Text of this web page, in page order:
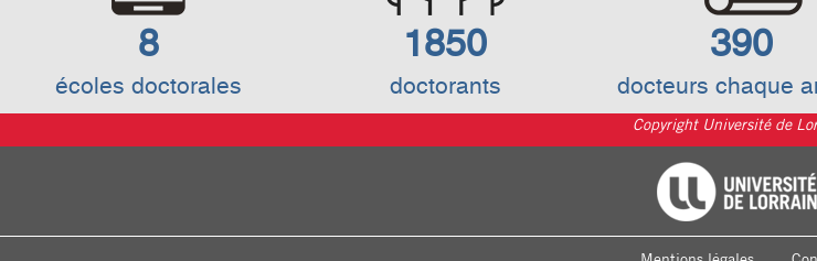
8
écoles doctorales
1850
doctorants
390
docteurs chaque
Copyright Université de
Université de Lorraine